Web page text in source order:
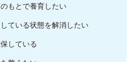
もとで養育したい
ている状態を解消したい
している